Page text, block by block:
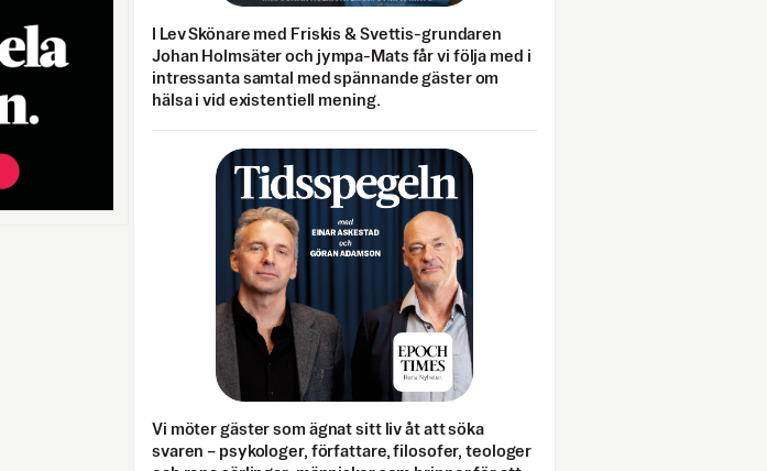
I Lev Skönare med Friskis & Svettis-grundaren
Johan Holmsäter och jympa-Mats får vi följa med i
intressanta samtal med spännande gäster om
hälsa i vid existentiell mening.
Vi möter gäster som ägnat sitt liv åt att söka
svaren – psykologer, författare, filosofer, teologer